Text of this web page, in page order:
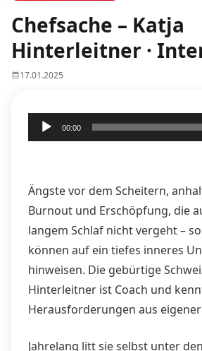
Chefsache – Katja
Hinterleitner ·
17.01.2025
Audio-
Player
00:00
Ängste vor dem Scheitern,
Burnout und Erschöpfung, die
langem Schlaf nicht vergeht –
können auf ein tiefes inneres
hinweisen. Die gebürtige
Hinterleitner ist Coach und
Herausforderungen aus
Jahrelang litt sie selbst unter